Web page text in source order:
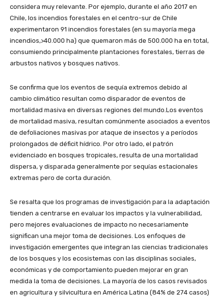
considera muy relevante. Por ejemplo, durante el año 2017 en
Chile, los incendios forestales en el centro-sur de Chile
experimentaron 91 incendios forestales (en su mayoría mega
incendios,>40.000 ha) que quemaron más de 500.000 ha en total,
consumiendo principalmente plantaciones forestales, tierras de
arbustos nativos y bosques nativos.
Se confirma que los eventos de sequía extremos debido al
cambio climático resultan como disparador de eventos de
mortalidad masiva en diversas regiones del mundo.Los eventos
de mortalidad masiva, resultan comúnmente asociados a eventos
de defoliaciones masivas por ataque de insectos y a períodos
prolongados de déficit hídrico. Por otro lado, el patrón
evidenciado en bosques tropicales, resulta de una mortalidad
dispersa, y disparada generalmente por sequías estacionales
extremas pero de corta duración.
Se resalta que los programas de investigación para la adaptación
tienden a centrarse en evaluar los impactos y la vulnerabilidad,
pero mejores evaluaciones de impacto no necesariamente
significan una mejor toma de decisiones. Los enfoques de
investigación emergentes que integran las ciencias tradicionales
de los bosques y los ecosistemas con las disciplinas sociales,
económicas y de comportamiento pueden mejorar en gran
medida la toma de decisiones. La mayoría de los casos revisados
en agricultura y silvicultura en América Latina (84% de 274 casos)